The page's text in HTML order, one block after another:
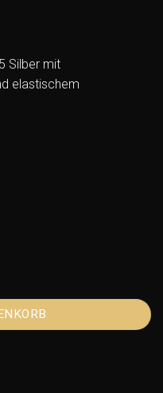
Silber mit
elastischem
3mm 18cm elastisch